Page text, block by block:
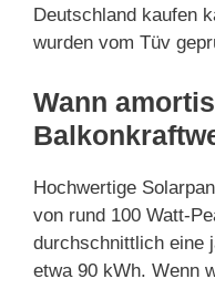
Deutschland kaufen
wurden vom Tüv
Wann
Hochwertige
von rund 100 Watt-
durchschnittlich eine
etwa 90 kWh. Wenn